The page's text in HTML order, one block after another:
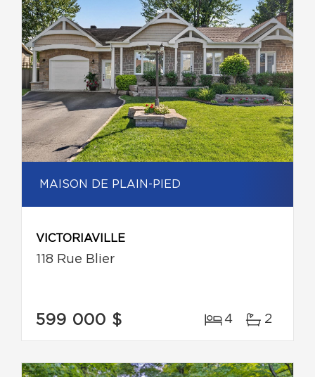
MAISON DE PLAIN-PIED
VICTORIAVILLE
118 Rue Blier
599 000 $ 4 2